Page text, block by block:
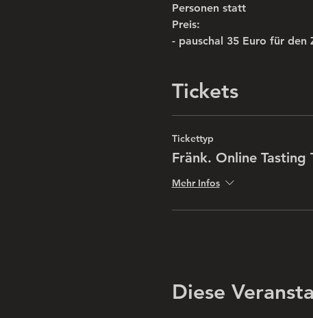
Personen statt
Preis:
- pauschal 35 Euro für den
Tickets
Tickettyp
Fränk. Online Tasting
Mehr Infos
Diese